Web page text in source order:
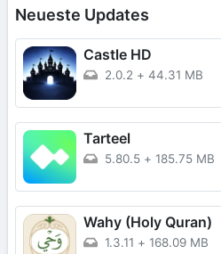
Neueste Updates
Castle HD
2.0.2 + 44.31 MB
Tarteel
5.80.5 + 185.75 MB
Wahy (Holy Quran)
1.3.11 + 168.09 MB